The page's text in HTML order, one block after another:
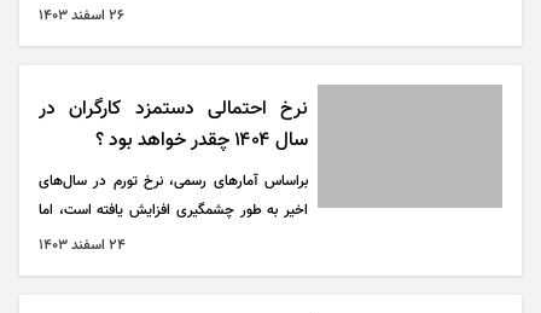
۲۶ اسفند ۱۴۰۳
نرخ احتمالی دستمزد کارگران در
سال ۱۴۰۴ چقدر خواهد بود ؟
براساس آمار‌های رسمی، نرخ تورم در سال‌های
اخیر به طور چشمگیری افزایش یافته است، اما
دستمزد‌های کارگران در بسیاری از بخش‌ها تنها با
۲۴ اسفند ۱۴۰۳